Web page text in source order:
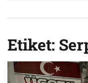
Etiket: